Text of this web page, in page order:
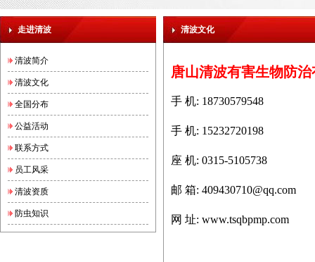
走进清波
清波简介
清波文化
全国分布
公益活动
联系方式
员工风采
清波资质
防虫知识
清波文化
唐山清波有害生物防
手 机: 18730579548
手 机: 15232720198
座 机: 0315-5105738
邮 箱: 409430710@qq.com
网 址: www.tsqbpmp.com